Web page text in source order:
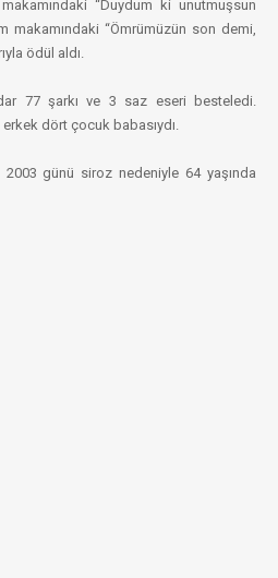
“Duydum ki unutmuşsun
makamındaki “Ömrümüzün son demi,
ödül aldı.
77 şarkı ve 3 saz eseri besteledi.
dört çocuk babasıydı.
2003 günü siroz nedeniyle 64 yaşında